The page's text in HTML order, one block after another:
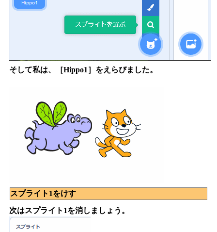
そして私は、［Hippo1］をえらびました。
スプライト1をけす
次はスプライト1を消しましょう。